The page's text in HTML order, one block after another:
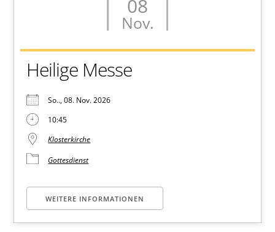
08
Nov.
Heilige Messe
So.., 08. Nov. 2026
10:45
Klosterkirche
Gottesdienst
WEITERE INFORMATIONEN